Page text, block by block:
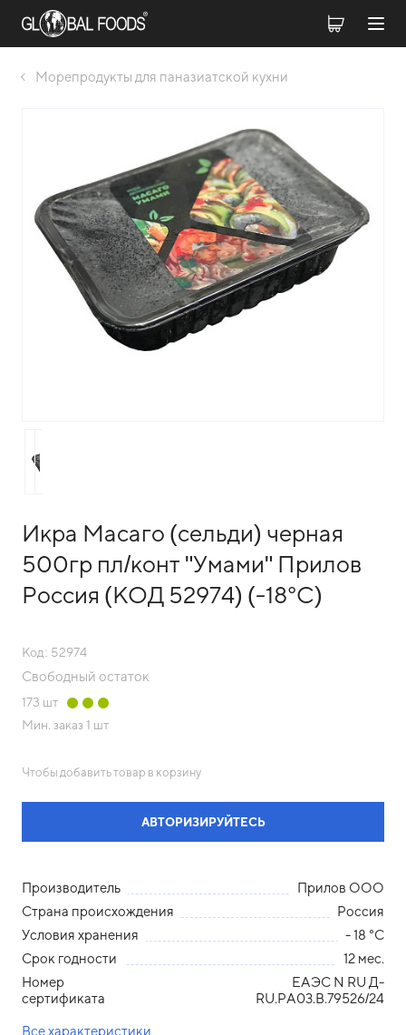
Морепродукты для паназиатской кухни
Икра Масаго (сельди) черная
500гр пл/конт "Умами" Прилов
Россия (КОД 52974) (-18°С)
Код: 52974
Свободный остаток
173 шт
Мин. заказ 1 шт
Чтобы добавить товар в корзину
АВТОРИЗИРУЙТЕСЬ
Производитель
Прилов ООО
Страна происхождения
Россия
Условия хранения
- 18 °С
Срок годности
12 мес.
Номер
сертификата
ЕАЭС N RU Д-
RU.РА03.В.79526/24
Все характеристики